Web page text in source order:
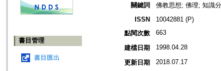
書目管理
書目匯出
關鍵詞
佛教思想; 佛理; 知識
ISSN
10042881 (P)
點閱次數
663
建檔日期 1998.04.28
更新日期 2018.07.17